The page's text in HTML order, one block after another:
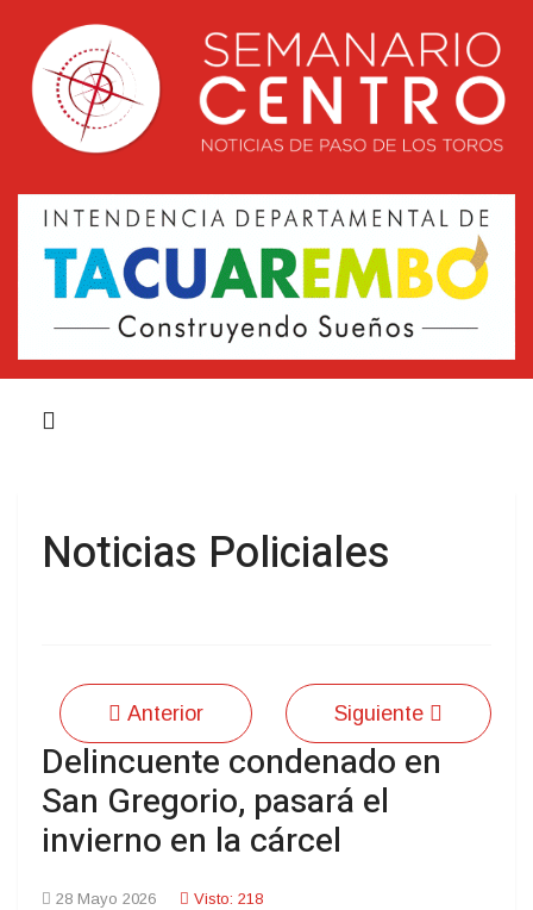
Noticias Policiales
Anterior Siguiente
Delincuente condenado en
San Gregorio, pasará el
invierno en la cárcel
28 Mayo 2026 Visto: 218